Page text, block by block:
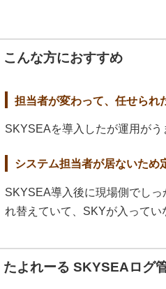
こんな方におすすめ
担当者が変わって、任せられ
SKYSEAを導入したが運用がう
システム担当者が居ないため
SKYSEA導入後に現場側でし
れ替えていて、SKYが入ってい
たよれーる SKYSEAログ